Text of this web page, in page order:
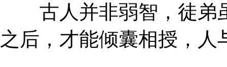
古人并非弱智，徒弟
之后，才能倾囊相授，人